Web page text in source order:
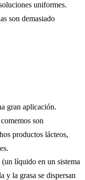
uniformes.
son demasiado
gran aplicación.
son
productos lácteos,
(un líquido en un sistema
y la grasa se dispersan